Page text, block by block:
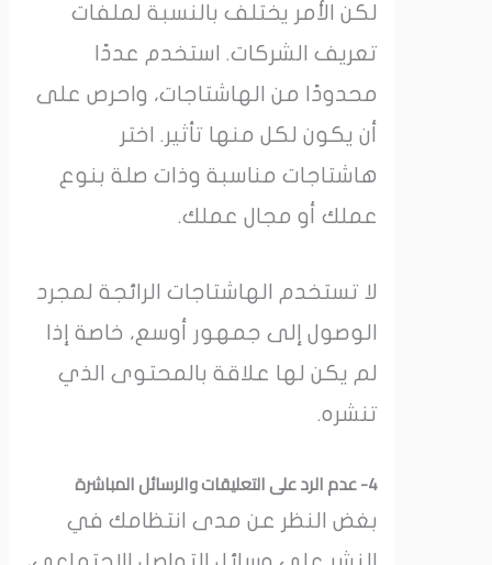
لكن الأمر يختلف بالنسبة لملفات
تعريف الشركات. استخدم عددًا
محدودًا من الهاشتاجات، واحرص على
أن يكون لكل منها تأثير. اختر
هاشتاجات مناسبة وذات صلة بنوع
عملك أو مجال عملك.
لا تستخدم الهاشتاجات الرائجة لمجرد
الوصول إلى جمهور أوسع، خاصة إذا
لم يكن لها علاقة بالمحتوى الذي
تنشره.
بغض النظر عن مدى انتظامك في